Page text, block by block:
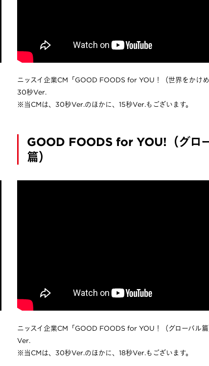
ニッスイ企業CM「GOOD FOODS for YOU！（世界をかけめ
30秒Ver.
※当CMは、30秒Ver.のほかに、15秒Ver.もございます。
GOOD FOODS for YOU!（グロ
篇）
ニッスイ企業CM「GOOD FOODS for YOU！（グローバル
Ver.
※当CMは、30秒Ver.のほかに、18秒Ver.もございます。